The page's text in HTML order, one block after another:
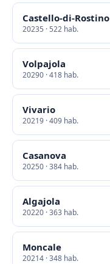
Castello-di-Rostino
20235 · 522 hab.
Volpajola
20290 · 418 hab.
Vivario
20219 · 409 hab.
Casanova
20250 · 384 hab.
Algajola
20220 · 363 hab.
Moncale
20214 · 348 hab.